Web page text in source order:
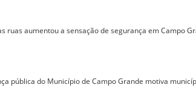
ruas aumentou a sensação de segurança em Campo
pública do Município de Campo Grande motiva